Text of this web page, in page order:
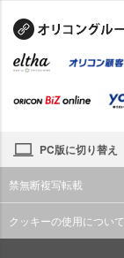
PC版に切り替え
禁無断複写転載
クッキーの使用について